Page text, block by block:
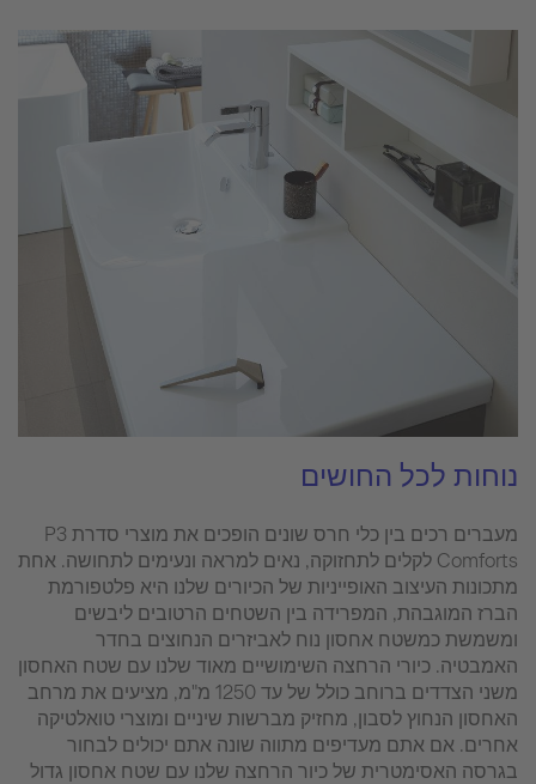
נוחות לכל החושים
מעברים רכים בין כלי חרס שונים הופכים את מוצרי סדרת P3
Comforts לקלים לתחזוקה, נאים למראה ונעימים לתחושה. אחת
מתכונות העיצוב האופייניות של הכיורים שלנו היא פלטפורמת
הברז המוגבהת, המפרידה בין השטחים הרטובים ליבשים
ומשמשת כמשטח אחסון נוח לאביזרים הנחוצים בחדר
האמבטיה. כיורי הרחצה השימושיים מאוד שלנו עם שטח האחסון
משני הצדדים ברוחב כולל של עד 1250 מ"מ, מציעים את מרחב
האחסון הנחוץ לסבון, מחזיק מברשות שיניים ומוצרי טואלטיקה
אחרים. אם אתם מעדיפים מתווה שונה אתם יכולים לבחור
בגרסה האסימטרית של כיור הרחצה שלנו עם שטח אחסון גדול